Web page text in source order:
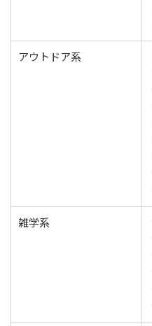
アウトドア系
雑学系